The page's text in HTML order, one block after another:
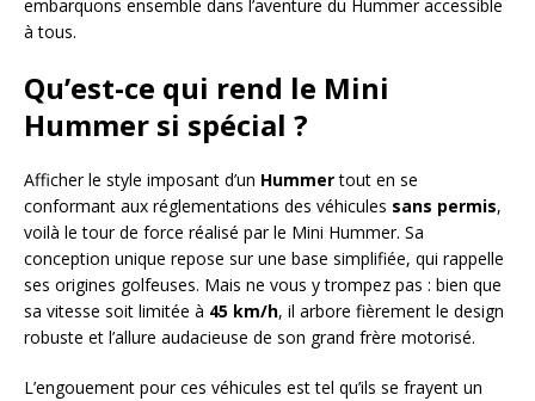
embarquons ensemble dans l’aventure du Hummer accessible
à tous.
Qu’est-ce qui rend le Mini
Hummer si spécial ?
Afficher le style imposant d’un Hummertout en se
conformant aux réglementations des véhicules sans permis,
voilà le tour de force réalisé par le Mini Hummer. Sa
conception unique repose sur une base simplifiée, qui rappelle
ses origines golfeuses. Mais ne vous y trompez pas : bien que
sa vitesse soit limitée à 45 km/h, il arbore fièrement le design
robuste et l’allure audacieuse de son grand frère motorisé.
L’engouement pour ces véhicules est tel qu’ils se frayent un